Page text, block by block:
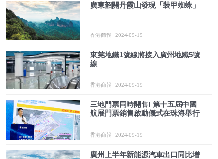
廣東韶關丹霞山發現「裝甲蜘蛛」
香港商報 2024-09-19
東莞地鐵1號線將接入廣州地鐵5號
線
香港商報 2024-09-19
三地門票同時開售! 第十五屆中國
航展門票銷售啟動儀式在珠海舉行
香港商報 2024-09-19
廣州上半年新能源汽車出口同比增